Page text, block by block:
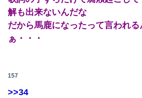
【朗報】及川光博さん（56）結婚ｗ
解も出来ないんだな
だから馬鹿になったって言われ
ぁ・・・
157
>>34